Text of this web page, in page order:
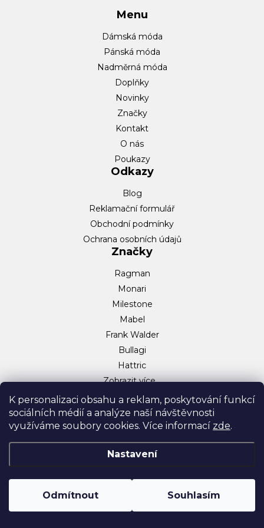
K personalizaci obsahu a reklam, poskytování funkcí
sociálních médií a analýze naší návštěvnosti
využíváme soubory cookies. Více informací zde.
Nastavení
Odmítnout Souhlasím
Menu
Dámská móda
Pánská móda
Nadměrná móda
Doplňky
Novinky
Značky
Kontakt
O nás
Poukazy
Odkazy
Blog
Reklamační formulář
Obchodní podmínky
Ochrana osobních údajů
Značky
Ragman
Monari
Milestone
Mabel
Frank Walder
Bullagi
Hattric
Zobrazit více…
Sociální sítě
Facebook
Instagram
TikTok